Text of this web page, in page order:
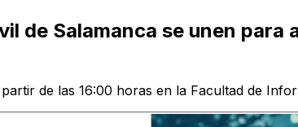
de Salamanca se unen
de las 16:00 horas en la Facultad de